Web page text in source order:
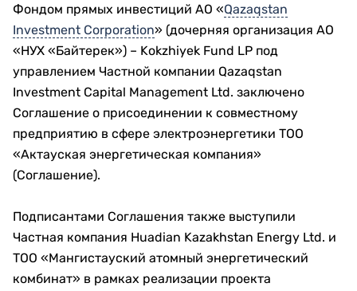
Фондом прямых инвестиций АО «Qazaqstan
Investment Corporation» (дочерняя организация АО
«НУХ «Байтерек») – Kokzhiyek Fund LP под
управлением Частной компании Qazaqstan
Investment Capital Management Ltd. заключено
Соглашение о присоединении к совместному
предприятию в сфере электроэнергетики ТОО
«Актауская энергетическая компания»
(Соглашение).
Подписантами Соглашения также выступили
Частная компания Huadian Kazakhstan Energy Ltd. и
ТОО «Мангистауский атомный энергетический
комбинат» в рамках реализации проекта